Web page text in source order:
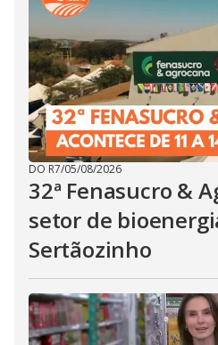
DO R7/05/08/2026
32ª Fenasucro &
setor de
Sertãozinho